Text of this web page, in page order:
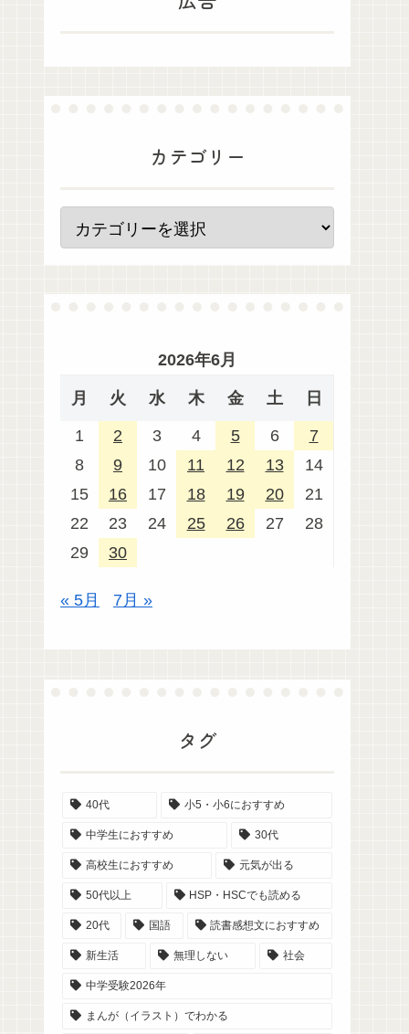
カテゴリー
2026年6月
月 火 水 木 金 土 日
1 2 3 4 5 6
7
8
9 10 11 12 13
14
15
16 17 18 19 20
21
22
23 24 25 26 27
28
29
30
« 5月 7月 »
タグ
40代 小5・小6におすすめ
中学生におすすめ 30代
高校生におすすめ 元気が出る
50代以上 HSP・HSCでも読める
20代 国語 読書感想文におすすめ
新生活 無理しない 社会
中学受験2026年
まんが（イラスト）でわかる